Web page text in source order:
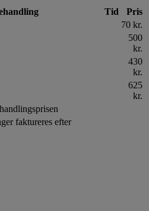
Tid
Pris
70 kr.
500
kr.
430
kr.
625
kr.
faktureres efter